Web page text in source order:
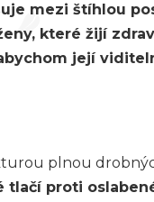
mezi štíhlou
které žijí
její
plnou
tlačí proti